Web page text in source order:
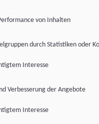
von Inhalten
durch Statistiken oder
Interesse
Verbesserung der Angebote
Interesse